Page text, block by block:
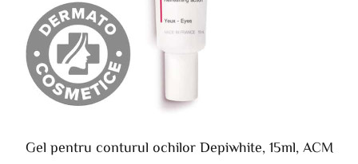
Gel pentru conturul ochilor Depiwhite, 15ml, ACM